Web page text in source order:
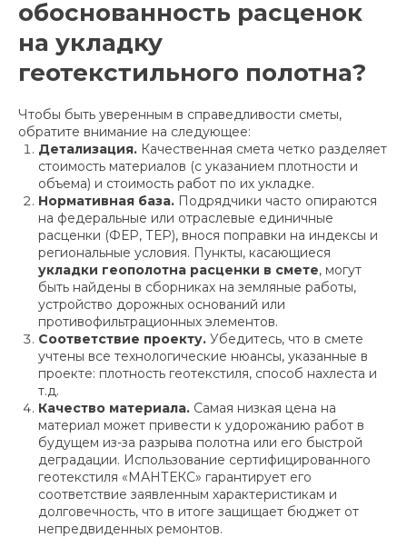
обоснованность расценок
на укладку
геотекстильного полотна?
Чтобы быть уверенным в справедливости сметы,
обратите внимание на следующее:
Детализация. Качественная смета четко разделяет
стоимость материалов (с указанием плотности и
объема) и стоимость работ по их укладке.
Нормативная база. Подрядчики часто опираются
на федеральные или отраслевые единичные
расценки (ФЕР, ТЕР), внося поправки на индексы и
региональные условия. Пункты, касающиеся
укладки геополотна расценки в смете, могут
быть найдены в сборниках на земляные работы,
устройство дорожных оснований или
противофильтрационных элементов.
Соответствие проекту. Убедитесь, что в смете
учтены все технологические нюансы, указанные в
проекте: плотность геотекстиля, способ нахлеста и
т.д.
Качество материала. Самая низкая цена на
материал может привести к удорожанию работ в
будущем из-за разрыва полотна или его быстрой
деградации. Использование сертифицированного
геотекстиля «МАНТЕКС» гарантирует его
соответствие заявленным характеристикам и
долговечность, что в итоге защищает бюджет от
непредвиденных ремонтов.